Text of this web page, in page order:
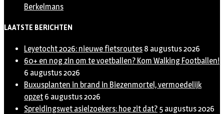
Berkelmans
LAATSTE BERICHTEN
Leyetocht 2026: nieuwe fietsroutes 8 augustus 2026
60+ en nog zin om te voetballen? Kom Walking Footballen!
6 augustus 2026
Buxusplanten in brand in Biezenmortel, vermoedelijk
opzet 6 augustus 2026
Spreidingswet asielzoekers: hoe zit dat? 5 augustus 2026